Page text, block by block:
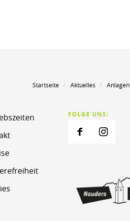
Startseite Aktuelles Anlagen
FOLGE UNS: